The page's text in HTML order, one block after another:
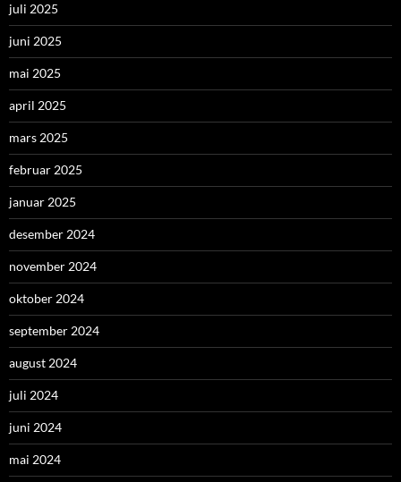
juli 2025
juni 2025
mai 2025
april 2025
mars 2025
februar 2025
januar 2025
desember 2024
november 2024
oktober 2024
september 2024
august 2024
juli 2024
juni 2024
mai 2024